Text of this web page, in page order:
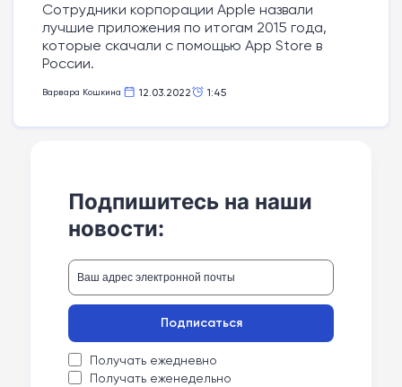
Сотрудники корпорации Apple назвали
лучшие приложения по итогам 2015 года,
которые скачали с помощью App Store в
России.
Варвара Кошкина 12.03.2022 1:45
Подпишитесь на наши
новости:
Получать ежедневно
Получать еженедельно
Подписаться